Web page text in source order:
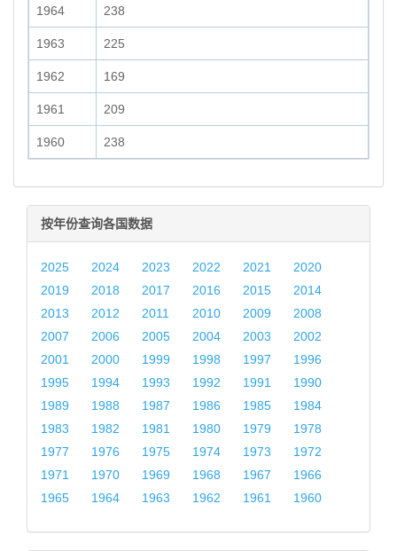
1964 238
1963 225
1962 169
1961 209
1960 238
按年份查询各国数据
2025 2024 2023 2022 2021
2020
2019
2018 2017 2016 2015
2014
2013
2012 2011 2010 2009
2008
2007
2006 2005 2004 2003
2002
2001
2000 1999 1998 1997
1996
1995
1994 1993 1992 1991
1990
1989
1988 1987 1986 1985
1984
1983
1982 1981 1980 1979
1978
1977
1976 1975 1974 1973
1972
1971
1970 1969 1968 1967
1966
1965
1964 1963 1962 1961 1960